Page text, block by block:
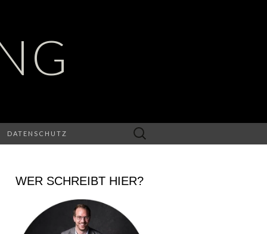
DATENSCHUTZ
Suchen
nach:
WER SCHREIBT HIER?